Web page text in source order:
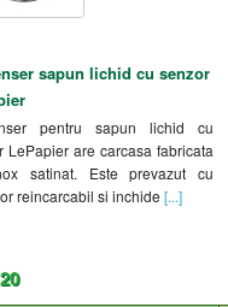
sapun lichid cu senzor
pentru sapun lichid cu
LePapier are carcasa fabricata
satinat. Este prevazut cu
reincarcabil si inchide [...]